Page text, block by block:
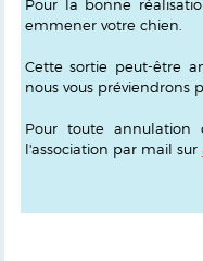
Pour la bonne
emmener votre chien.
Cette sortie peut-être
nous vous préviendrons
Pour toute
l'association par mail sur